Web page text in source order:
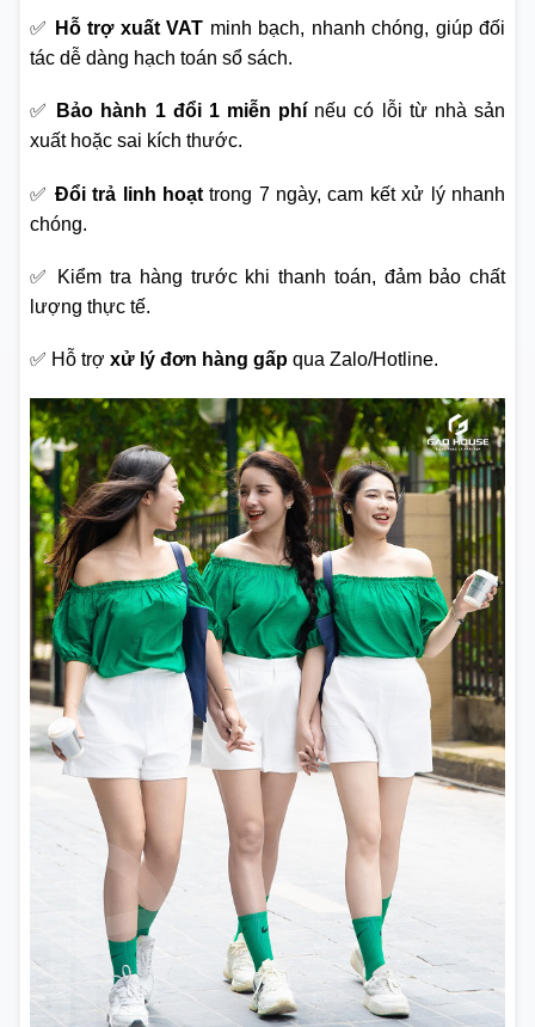
✅ Hỗ trợ xuất VAT minh bạch, nhanh chóng, giúp đối
tác dễ dàng hạch toán sổ sách.
✅ Bảo hành 1 đổi 1 miễn phí nếu có lỗi từ nhà sản
xuất hoặc sai kích thước.
✅ Đổi trả linh hoạttrong 7 ngày, cam kết xử lý nhanh
chóng.
✅ Kiểm tra hàng trước khi thanh toán, đảm bảo chất
lượng thực tế.
✅ Hỗ trợ xử lý đơn hàng gấp qua Zalo/Hotline.